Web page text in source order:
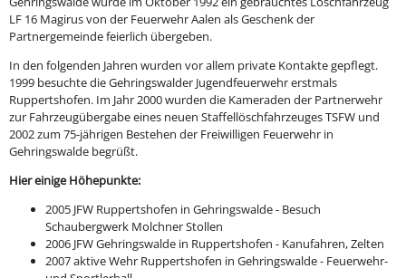
LF 16 Magirus von der Feuerwehr Aalen als Geschenk der
Partnergemeinde feierlich übergeben.
In den folgenden Jahren wurden vor allem private Kontakte gepflegt.
1999 besuchte die Gehringswalder Jugendfeuerwehr erstmals
Ruppertshofen. Im Jahr 2000 wurden die Kameraden der Partnerwehr
zur Fahrzeugübergabe eines neuen Staffellöschfahrzeuges TSFW und
2002 zum 75-jährigen Bestehen der Freiwilligen Feuerwehr in
Gehringswalde begrüßt.
Hier einige Höhepunkte:
2005 JFW Ruppertshofen in Gehringswalde - Besuch
Schaubergwerk Molchner Stollen
2006 JFW Gehringswalde in Ruppertshofen - Kanufahren, Zelten
2007 aktive Wehr Ruppertshofen in Gehringswalde - Feuerwehr-